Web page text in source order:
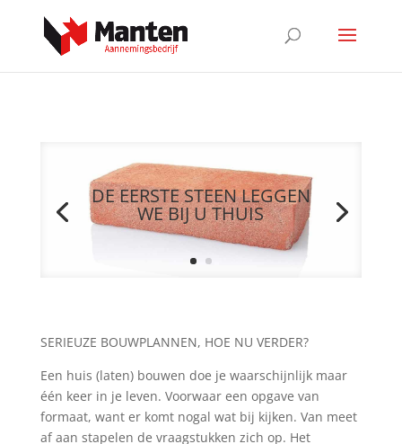
DE EERSTE STEEN LEGGEN
WE BIJ U THUIS
SERIEUZE BOUWPLANNEN, HOE NU VERDER?
Een huis (laten) bouwen doe je waarschijnlijk maar
één keer in je leven. Voorwaar een opgave van
formaat, want er komt nogal wat bij kijken. Van meet
af aan stapelen de vraagstukken zich op. Het